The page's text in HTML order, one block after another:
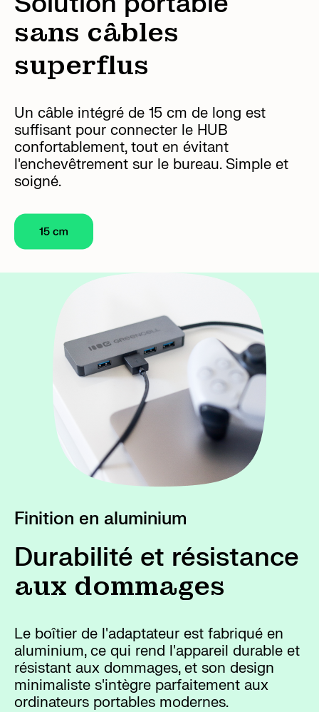
sans câbles
superflus
Un câble intégré de 15 cm de long est
suffisant pour connecter le HUB
confortablement, tout en évitant
l'enchevêtrement sur le bureau. Simple et
soigné.
Finition en aluminium
Durabilité et résistance
aux dommages
Le boîtier de l'adaptateur est fabriqué en
aluminium, ce qui rend l'appareil durable et
résistant aux dommages, et son design
minimaliste s'intègre parfaitement aux
ordinateurs portables modernes.